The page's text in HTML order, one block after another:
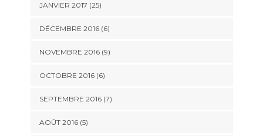
JANVIER 2017 (25)
DÉCEMBRE 2016 (6)
NOVEMBRE 2016 (9)
OCTOBRE 2016 (6)
SEPTEMBRE 2016 (7)
AOÛT 2016 (5)